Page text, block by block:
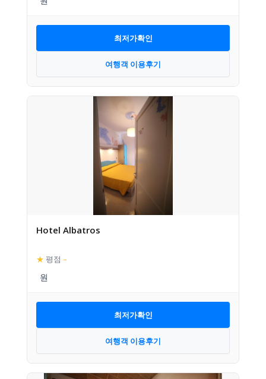
최저가확인
여행객 이용후기
Hotel Albatros
★ 평점 –
최저가확인
여행객 이용후기